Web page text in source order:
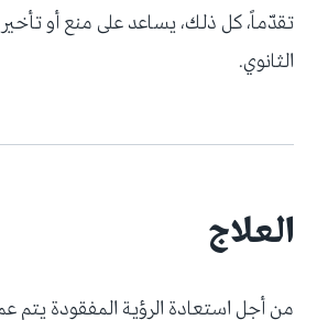
تقدّماً، كل ذلك، يساعد على منع أو
الثانوي.
العلاج
من أجل استعادة الرؤية المفقودة يتم